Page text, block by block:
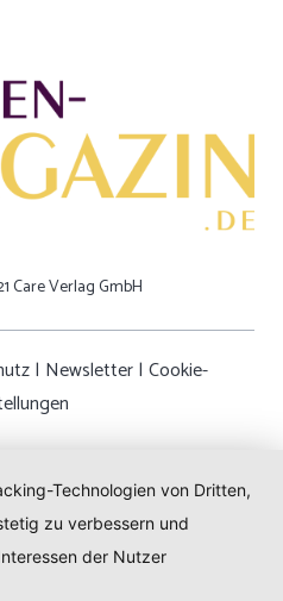
Care Verlag GmbH
| Newsletter| Cookie-
Technologien von Dritten,
zu verbessern und
der Nutzer